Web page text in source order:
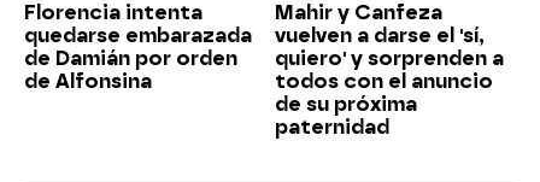
Florencia intenta
quedarse embarazada
de Damián por orden
de Alfonsina
Mahir y Canfeza
vuelven a darse el 'sí,
quiero' y sorprenden a
todos con el anuncio
de su próxima
paternidad